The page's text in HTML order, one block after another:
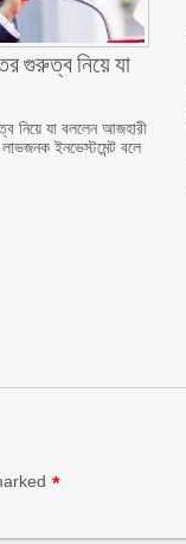
গুরুত্ব নিয়ে যা
নিয়ে যা বললেন আজহারী
ইনভেস্টমেন্ট বলে
*